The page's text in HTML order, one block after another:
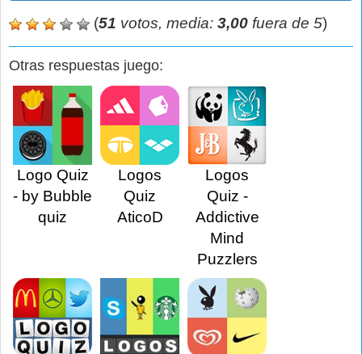
(51 votos, media: 3,00 fuera de 5)
Otras respuestas juego:
Logo Quiz
- by Bubble
quiz
Logos
Quiz
AticoD
Logos
Quiz -
Addictive
Mind
Puzzlers